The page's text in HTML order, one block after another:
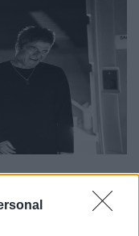
documentary